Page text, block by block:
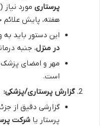
پرستاری مورد نیاز
هفته، پایش علائم
این دستور باید
در منزل، جنبه
مهر و امضای
است.
گزارش پرستاری/پزشکی:
گزارشی دقیق از
پرستار یا شرکت